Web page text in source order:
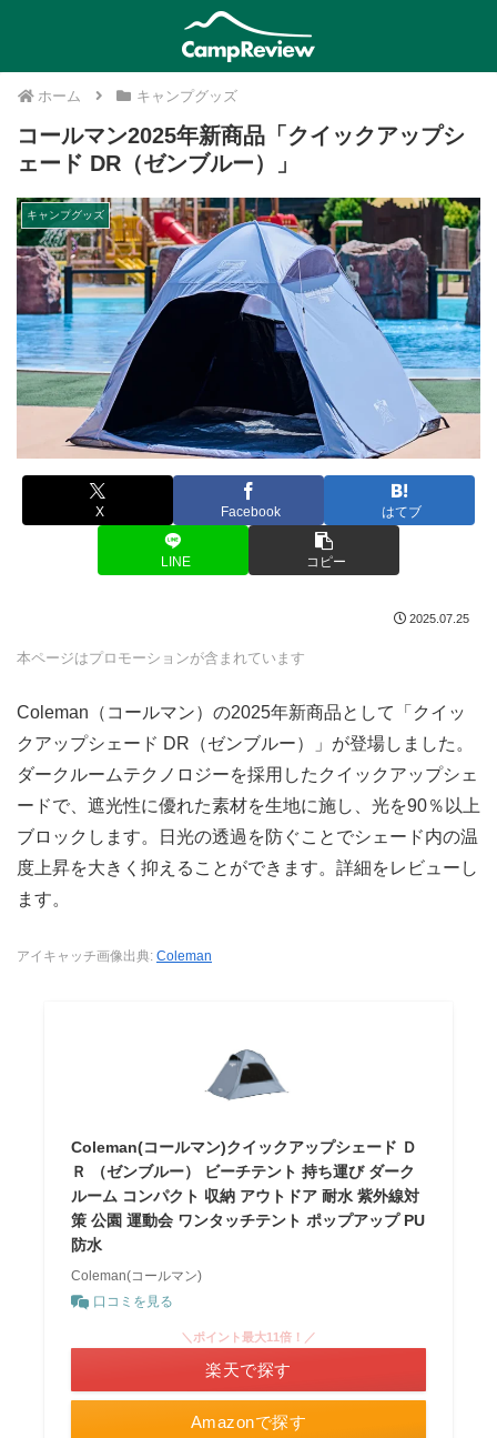
ホーム キャンプグッズ
コールマン2025年新商品「クイックアップシ
ェード DR（ゼンブルー）」
キャンプグッズ
X Facebook はてブ
LINE コピー
2025.07.25
本ページはプロモーションが含まれています
Coleman（コールマン）の2025年新商品として「クイッ
クアップシェード DR（ゼンブルー）」が登場しました。
ダークルームテクノロジーを採用したクイックアップシェ
ードで、遮光性に優れた素材を生地に施し、光を90％以上
ブロックします。日光の透過を防ぐことでシェード内の温
度上昇を大きく抑えることができます。詳細をレビューし
ます。
アイキャッチ画像出典: Coleman
Coleman(コールマン)クイックアップシェード Ｄ
Ｒ （ゼンブルー） ビーチテント 持ち運び ダーク
ルーム コンパクト 収納 アウトドア 耐水 紫外線対
策 公園 運動会 ワンタッチテント ポップアップ PU
防水
Coleman(コールマン)
口コミを見る
Amazonで探す
＼ポイント最大11倍！／
楽天で探す